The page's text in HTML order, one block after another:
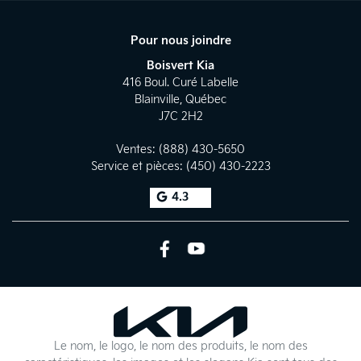
Pour nous joindre
Boisvert Kia
416 Boul. Curé Labelle
Blainville, Québec
J7C 2H2
Ventes: (888) 430-5650
Service et pièces: (450) 430-2223
4.3
Le nom, le logo, le nom des produits, le nom des